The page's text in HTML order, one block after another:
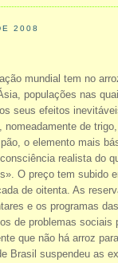
2008
mundial tem no
populações nas
seus efeitos
de
o elemento mais
realista do
O preço tem subido
de oitenta. As
e os programas
de problemas
que não há arroz
Brasil suspendeu as